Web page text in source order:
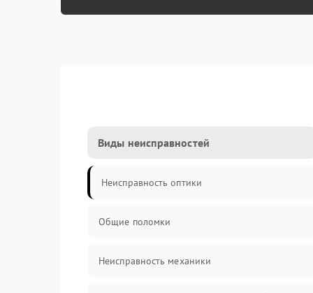
Виды неисправностей
Неисправность оптики
Общие поломки
Неисправность механики